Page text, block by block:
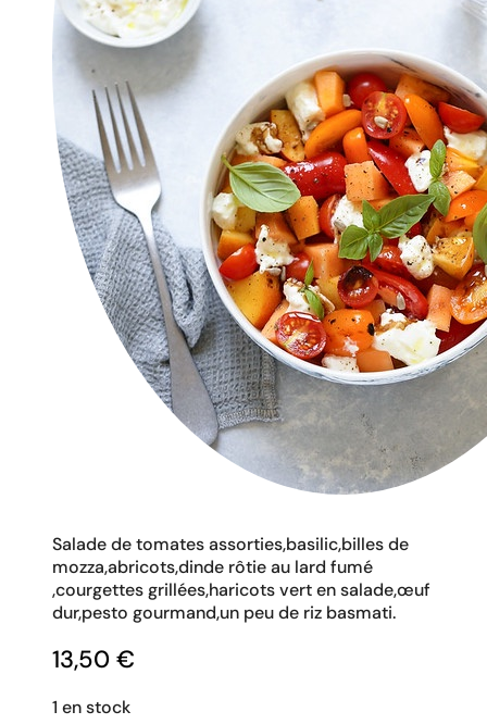
Salade de tomates assorties,basilic,billes de
mozza,abricots,dinde rôtie au lard fumé
,courgettes grillées,haricots vert en salade,œuf
dur,pesto gourmand,un peu de riz basmati.
13,50 €
1 en stock